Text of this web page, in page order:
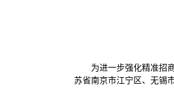
为进一步强化精准招
苏省南京市江宁区、无锡